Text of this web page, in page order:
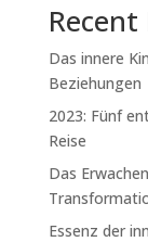
Recent
Das innere
Beziehungen
2023: Fünf
Reise
Das
Essenz der